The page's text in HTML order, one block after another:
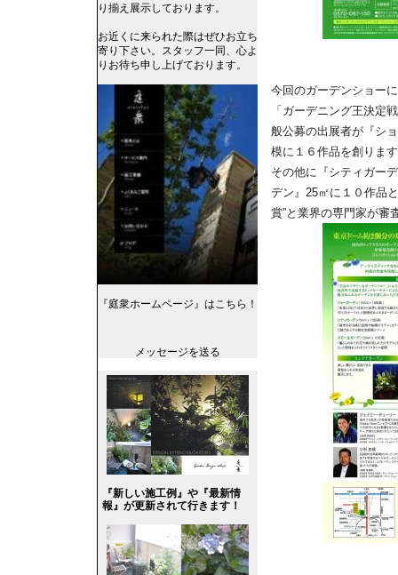
今回のガーデンショー
「ガーデニング王決定
般公募の出展者が『シ
模に１６作品を創りま
その他に『シティガー
デン』25㎡に１０作品
賞”と業界の専門家が審
り揃え展示しております。
お近くに来られた際はぜひお立ち
寄り下さい。スタッフ一同、心よ
りお待ち申し上げております。
『庭衆ホームページ』はこちら！
メッセージを送る
『新しい施工例』や『最新情
報』が更新されて行きます！